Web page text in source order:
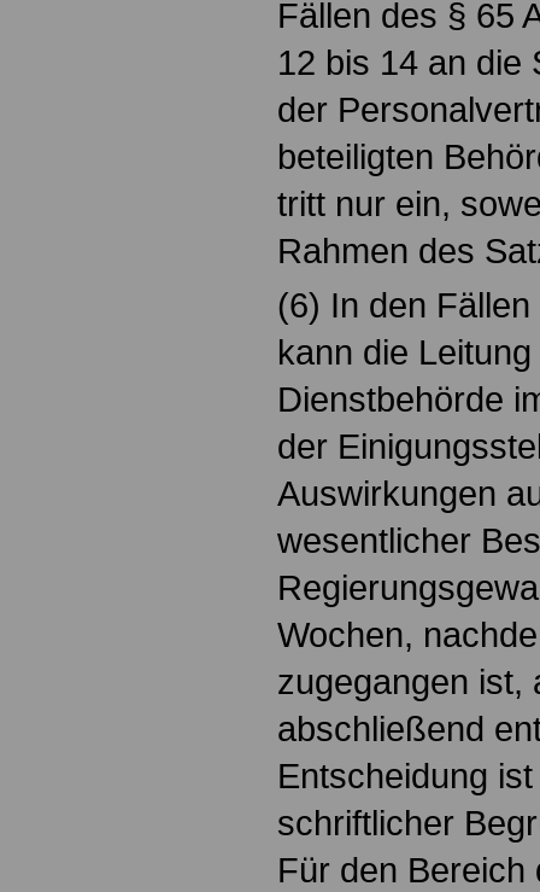
Fällen des § 65
12 bis 14 an die
der
beteiligten
tritt nur ein,
Rahmen des
(6) In den
kann die
Dienstbehörde
der
Auswirkungen
wesentlicher
Wochen,
zugegangen ist,
abschließend
Entscheidung
schriftlicher
Für den Bereich